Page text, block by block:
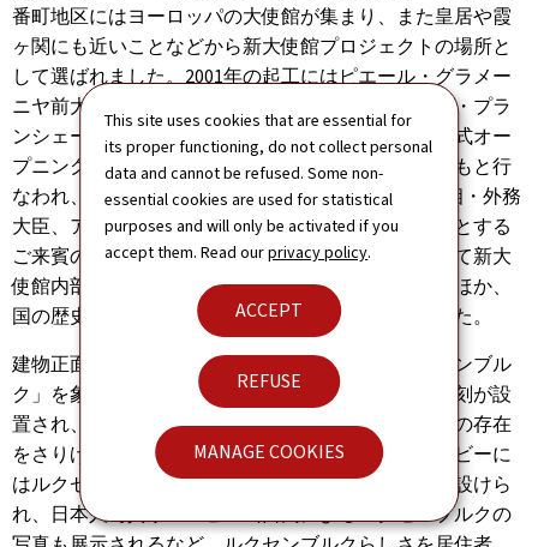
This site uses cookies that are essential for
its proper functioning, do not collect personal
data and cannot be refused. Some non-
essential cookies are used for statistical
purposes and will only be activated if you
accept them. Read ourprivacy policy.
ACCEPT
REFUSE
MANAGE COOKIES
番町地区にはヨーロッパの大使館が集まり、また皇居や霞
ヶ関にも近いことなどから新大使館プロジェクトの場所と
して選ばれました。2001年の起工にはピエール・グラメー
ニヤ前大使が、2003年の竣工には現在のミッシェル・プラ
ンシェール＝トマシーニ大使が立ち会いました。公式オー
プニングは2003年9月3日、アンリ大公殿下ご臨席のもと行
なわれ、高円宮妃殿下、リディー･ポルファー副首相・外務
大臣、アンリ・グレーテン経済・運輸大臣をはじめとする
ご来賓の参列を頂きました。オープニングを記念して新大
使館内部には大公家に代々伝わる銀器の特別展示のほか、
国の歴史や大公家を紹介するパネルが用意されました。
建物正面道路沿いの国旗横には、「鉄鋼の国ルクセンブル
ク」を象徴するようにベルナール・ヴネ作の鉄の彫刻が設
置され、四番町の新たなランドマークとして大使館の存在
をさりげなく伝えています。また、建物住居側のロビーに
はルクセンブルクの森をイメージした吹抜け空間が設けら
れ、日本人写真家ハービー山口氏によるルクセンブルクの